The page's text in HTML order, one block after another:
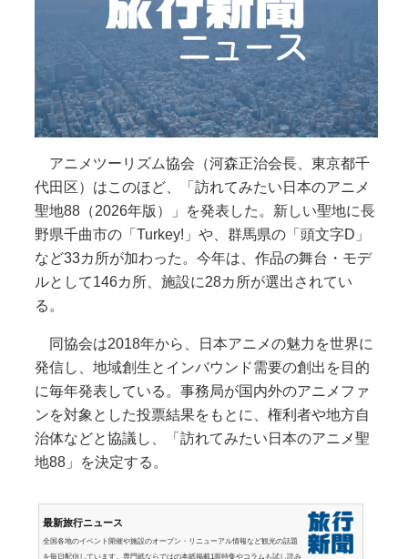
アニメツーリズム協会（河森正治会長、東京都千
代田区）はこのほど、「訪れてみたい日本のアニメ
聖地88（2026年版）」を発表した。新しい聖地に長
野県千曲市の「Turkey!」や、群馬県の「頭文字D」
など33カ所が加わった。今年は、作品の舞台・モデ
ルとして146カ所、施設に28カ所が選出されてい
る。
同協会は2018年から、日本アニメの魅力を世界に
発信し、地域創生とインバウンド需要の創出を目的
に毎年発表している。事務局が国内外のアニメファ
ンを対象とした投票結果をもとに、権利者や地方自
治体などと協議し、「訪れてみたい日本のアニメ聖
地88」を決定する。
最新旅行ニュース
全国各地のイベント開催や施設のオープン・リニューアル情報など観光の話題
を毎日配信しています。専門紙ならではの本紙掲載1面特集やコラムも試し読み